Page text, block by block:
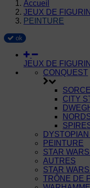
Accueil
JEUX DE
PEINTURE
ok
JEUX DE
CONQUEST
CITY
PEINTURE
STAR
AUTRES
STAR
TRÔNE DE